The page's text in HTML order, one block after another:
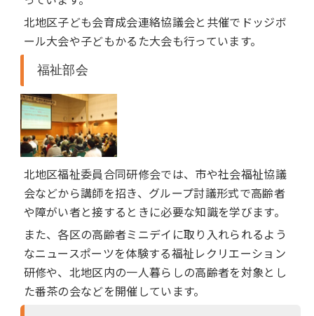
北地区子ども会育成会連絡協議会と共催でドッジボ
ール大会や子どもかるた大会も行っています。
福祉部会
北地区福祉委員合同研修会では、市や社会福祉協議
会などから講師を招き、グループ討議形式で高齢者
や障がい者と接するときに必要な知識を学びます。
また、各区の高齢者ミニデイに取り入れられるよう
なニュースポーツを体験する福祉レクリエーション
研修や、北地区内の一人暮らしの高齢者を対象とし
た番茶の会などを開催しています。